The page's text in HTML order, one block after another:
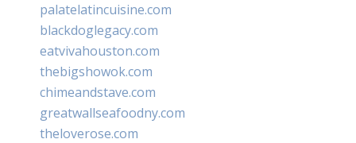
palatelatincuisine.com
blackdoglegacy.com
eatvivahouston.com
thebigshowok.com
chimeandstave.com
greatwallseafoodny.com
theloverose.com